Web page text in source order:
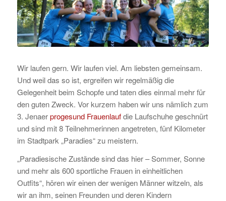
Wir laufen gern. Wir laufen viel. Am liebsten gemeinsam.
Und weil das so ist, ergreifen wir regelmäßig die
Gelegenheit beim Schopfe und taten dies einmal mehr für
den guten Zweck. Vor kurzem haben wir uns nämlich zum
3. Jenaerprogesund Frauenlaufdie Laufschuhe geschnürt
und sind mit 8 Teilnehmerinnen angetreten, fünf Kilometer
im Stadtpark „Paradies“ zu meistern.
„Paradiesische Zustände sind das hier – Sommer, Sonne
und mehr als 600 sportliche Frauen in einheitlichen
Outfits“, hören wir einen der wenigen Männer witzeln, als
wir an ihm, seinen Freunden und deren Kindern